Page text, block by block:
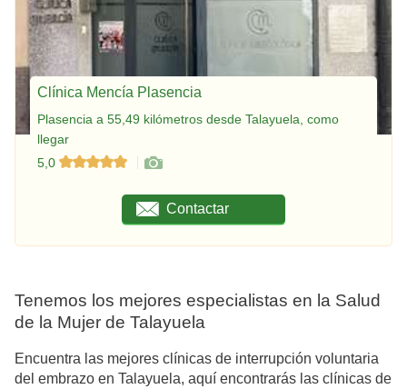
Clínica Mencía Plasencia
Plasencia a 55,49 kilómetros desde Talayuela, como
llegar
5,0
Contactar
Tenemos los mejores especialistas en la Salud
de la Mujer de Talayuela
Encuentra las mejores clínicas de interrupción voluntaria
del embrazo en Talayuela, aquí encontrarás las clínicas de